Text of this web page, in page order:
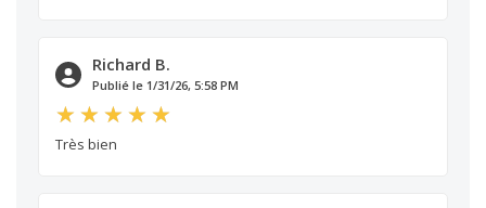
Richard B.
Publié le 1/31/26, 5:58 PM
Très bien